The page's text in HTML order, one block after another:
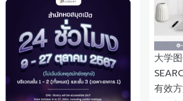
大学
有效方